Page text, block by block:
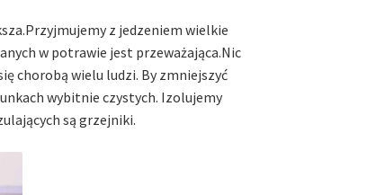
z jedzeniem wielkie
w potrawie jest przeważająca.Nic
chorobą wielu ludzi. By zmniejszyć
wybitnie czystych. Izolujemy
są grzejniki.